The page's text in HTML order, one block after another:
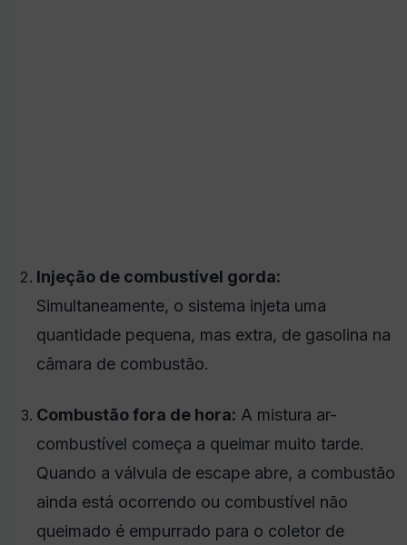
Injeção de combustível gorda:
Simultaneamente, o sistema injeta uma
quantidade pequena, mas extra, de gasolina na
câmara de combustão.
Combustão fora de hora: A mistura ar-
combustível começa a queimar muito tarde.
Quando a válvula de escape abre, a combustão
ainda está ocorrendo ou combustível não
queimado é empurrado para o coletor de